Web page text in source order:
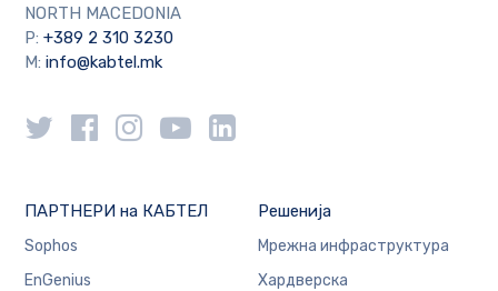
NORTH MACEDONIA
P: +389 2 310 3230
M:info@kabtel.mk
ПАРТНЕРИ на КАБТЕЛ
Sophos
EnGenius
Решенија
Мрежна инфраструктура
Хардверска